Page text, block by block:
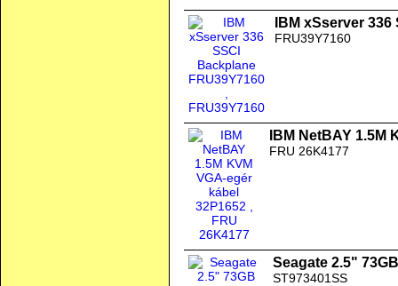
IBM xSserver
FRU39Y7160
IBM NetBAY 1.5M
FRU 26K4177
Seagate 2.5"
ST973401SS